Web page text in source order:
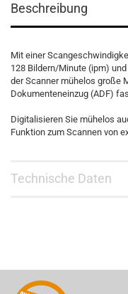
Beschreibung
Mit einer
128 Bildern/Minute (ipm)
der Scanner mühelos große
Dokumenteneinzug (ADF)
Digitalisieren Sie mühelos
Funktion zum Scannen von
Technische Daten